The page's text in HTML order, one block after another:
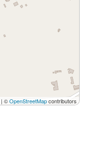
| ©OpenStreetMapcontributors